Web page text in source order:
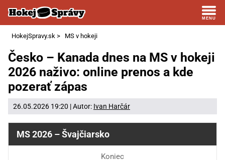
HokejSpravy.sk > MS v hokeji
Česko – Kanada dnes na MS v hokeji
2026 naživo: online prenos a kde
pozerať zápas
26.05.2026 19:20 | Autor: Ivan Harčár
MS 2026 – Švajčiarsko
Koniec